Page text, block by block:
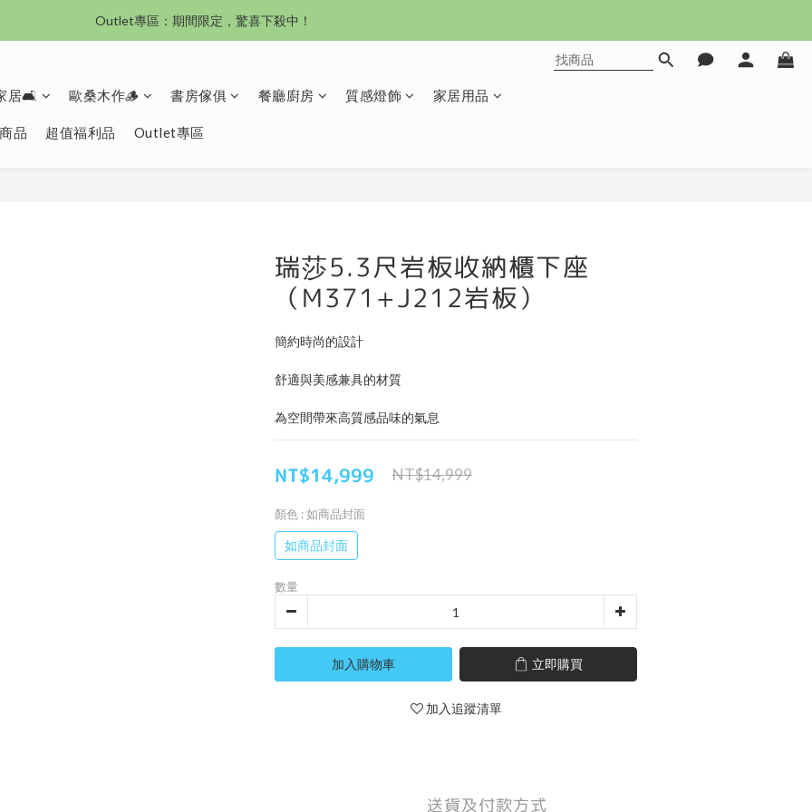
沙發新登場｜想躺就躺，頭等艙到商務艙一次擁有
沙發新登場｜想躺就躺，頭等艙到商務艙一次擁有
居🛋️ 歐桑木作🪵 書房傢俱 餐廳廚房 質感燈飾 家居用品
品 超值福利品 Outlet專區
瑞莎5.3尺岩板收納櫃下座
（M371+J212岩板）
簡約時尚的設計
舒適與美感兼具的材質
為空間帶來高質感品味的氣息
NT$14,999 NT$14,999
顏色 : 如商品封面
如商品封面
數量
加入購物車 立即購買
加入追蹤清單
送貨及付款方式